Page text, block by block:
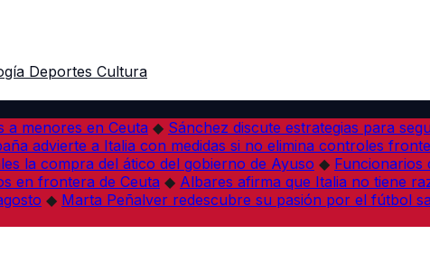
Deportes Cultura
a menores en Ceuta ◆ Sánchez discute estrategias para
advierte a Italia con medidas si no elimina controles
la compra del ático del gobierno de Ayuso ◆ Funcionarios
en frontera de Ceuta ◆ Albares afirma que Italia no tiene
◆ Marta Peñalver redescubre su pasión por el fútbol